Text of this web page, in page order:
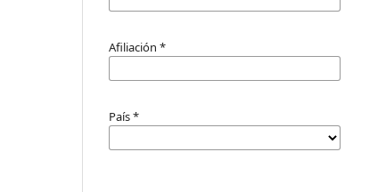
Afiliación *
País*